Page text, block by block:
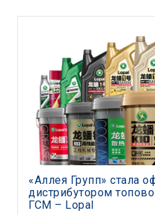
«Аллея Групп» стала
дистрибутором
ГСМ – Lopal